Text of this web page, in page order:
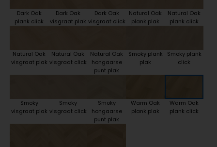
Dark Oak
plank click
Dark Oak
visgraat plak
Dark Oak
visgraat click
Natural Oak
plank plak
Natural Oak
plank click
Natural Oak
visgraat plak
Natural Oak
visgraat click
Natural Oak
hongaarse
punt plak
Smoky plank
plak
Smoky plank
click
Smoky
visgraat plak
Smoky
visgraat click
Smoky
hongaarse
punt plak
Warm Oak
plank plak
Warm Oak
plank click